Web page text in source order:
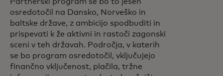
osredotočil na Dansko, Norveško in
baltske države, z ambicijo spodbuditi in
prispevati k že aktivni in rastoči zagonski
sceni v teh državah. Področja, v katerih
se bo program osredotočil, vključujejo
finančno vključenost, plačila, tržne